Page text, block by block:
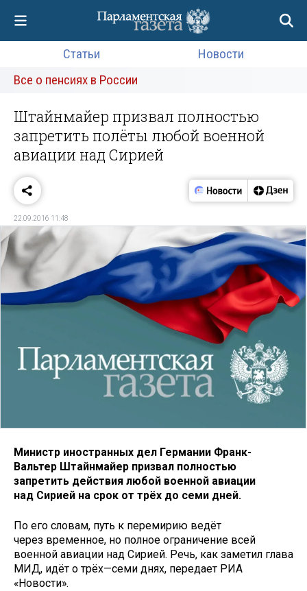
Статьи
Новости
Все о пенсиях в России
Штайнмайер призвал полностью
запретить полёты любой военной
авиации над Сирией
22.09.2016 11:48
Министр иностранных дел Германии Франк-
Вальтер Штайнмайер призвал полностью
запретить действия любой военной авиации
над Сирией на срок от трёх до семи дней.
По его словам, путь к перемирию ведёт
через временное, но полное ограничение всей
военной авиации над Сирией. Речь, как заметил глава
МИД, идёт о трёх—семи днях, передает РИА
«Новости».